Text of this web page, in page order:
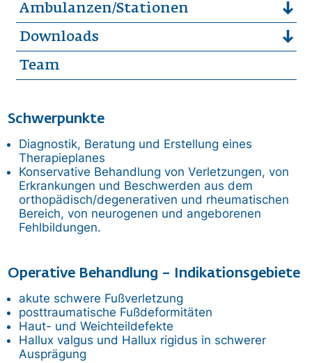
Ambulanzen/Stationen
Downloads
Team
Schwerpunkte
Diagnostik, Beratung und Erstellung eines
Therapieplanes
Konservative Behandlung von Verletzungen, von
Erkrankungen und Beschwerden aus dem
orthopädisch/degenerativen und rheumatischen
Bereich, von neurogenen und angeborenen
Fehlbildungen.
Operative Behandlung – Indikationsgebiete
akute schwere Fußverletzung
posttraumatische Fußdeformitäten
Haut- und Weichteildefekte
Hallux valgus und Hallux rigidus in schwerer
Ausprägung